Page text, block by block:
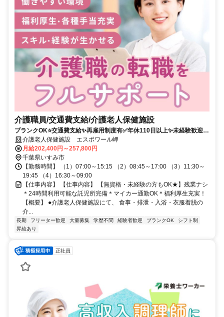
介護職員/交通費支給/介護老人保健施設
ブランクOK⭐️交通費支給✨再雇用制度有✅️年休110日以上✨未経験歓迎⭕️
残業なし✨経験者優遇❗️車通勤ＯＫ
介護老人保健施設 エスポワール岬
月給202,400円～257,800円
千葉県いすみ市
【勤務時間】 （1）07:00～15:15 （2）08:45～17:00 （3）11:30～
19:45 （4）16:30～09:00
【仕事内容】 【仕事内容】 【無資格・未経験の方もOK★】残業ナシ
＊24時間利用可能な託児所完備＊マイカー通勤OK＊福利厚生充実！
【概要】 ●介護老人保健施設にて、 食事・排泄・入浴・衣服着脱の
介...
長期 フリーター歓迎 大量募集 学歴不問 経験者歓迎 ブランクOK
シフト制
昇給あり
正社員